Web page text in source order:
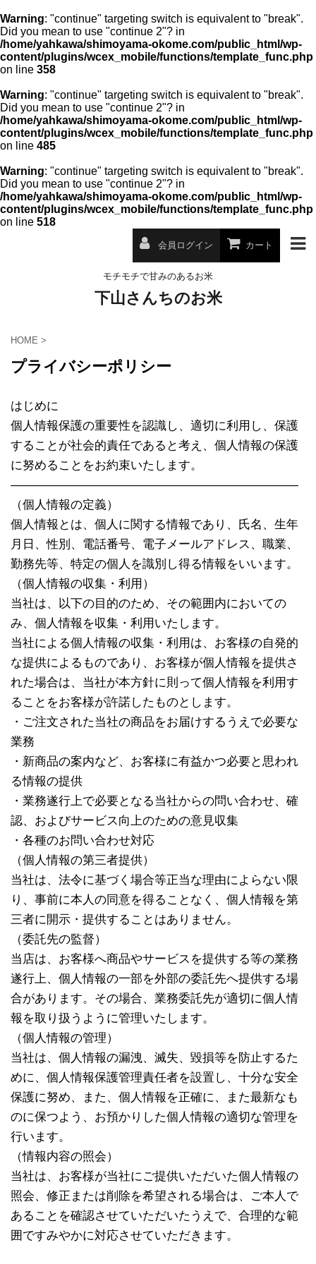
Warning: "continue" targeting switch is equivalent to "break".
Did you mean to use "continue 2"? in
/home/yahkawa/shimoyama-okome.com/public_html/wp-
content/plugins/wcex_mobile/functions/template_func.php
on line 358
Warning: "continue" targeting switch is equivalent to "break".
Did you mean to use "continue 2"? in
/home/yahkawa/shimoyama-okome.com/public_html/wp-
content/plugins/wcex_mobile/functions/template_func.php
on line 485
Warning: "continue" targeting switch is equivalent to "break".
Did you mean to use "continue 2"? in
/home/yahkawa/shimoyama-okome.com/public_html/wp-
content/plugins/wcex_mobile/functions/template_func.php
on line 518
カート
会員ログイン
モチモチで甘みのあるお米
下山さんちのお米
HOME >
プライバシーポリシー
はじめに
個人情報保護の重要性を認識し、適切に利用し、保護
することが社会的責任であると考え、個人情報の保護
に努めることをお約束いたします。
————————————————————————
（個人情報の定義）
個人情報とは、個人に関する情報であり、氏名、生年
月日、性別、電話番号、電子メールアドレス、職業、
勤務先等、特定の個人を識別し得る情報をいいます。
（個人情報の収集・利用）
当社は、以下の目的のため、その範囲内においての
み、個人情報を収集・利用いたします。
当社による個人情報の収集・利用は、お客様の自発的
な提供によるものであり、お客様が個人情報を提供さ
れた場合は、当社が本方針に則って個人情報を利用す
ることをお客様が許諾したものとします。
・ご注文された当社の商品をお届けするうえで必要な
業務
・新商品の案内など、お客様に有益かつ必要と思われ
る情報の提供
・業務遂行上で必要となる当社からの問い合わせ、確
認、およびサービス向上のための意見収集
・各種のお問い合わせ対応
（個人情報の第三者提供）
当社は、法令に基づく場合等正当な理由によらない限
り、事前に本人の同意を得ることなく、個人情報を第
三者に開示・提供することはありません。
（委託先の監督）
当店は、お客様へ商品やサービスを提供する等の業務
遂行上、個人情報の一部を外部の委託先へ提供する場
合があります。その場合、業務委託先が適切に個人情
報を取り扱うように管理いたします。
（個人情報の管理）
当社は、個人情報の漏洩、滅失、毀損等を防止するた
めに、個人情報保護管理責任者を設置し、十分な安全
保護に努め、また、個人情報を正確に、また最新なも
のに保つよう、お預かりした個人情報の適切な管理を
行います。
（情報内容の照会）
当社は、お客様が当社にご提供いただいた個人情報の
照会、修正または削除を希望される場合は、ご本人で
あることを確認させていただいたうえで、合理的な範
囲ですみやかに対応させていただきます。